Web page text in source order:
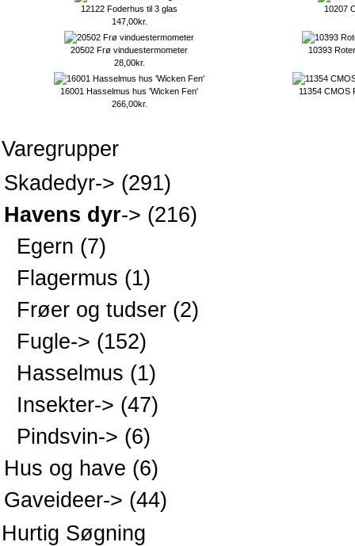
12122 Foderhus til 3 glas
147,00kr.
10207
20502 Frø vinduestermometer
28,00kr.
10393
16001 Hasselmus hus 'Wicken Fen'
266,00kr.
11354 CMOS
Varegrupper
Skadedyr-> (291)
Havens dyr-> (216)
Egern (7)
Flagermus (1)
Frøer og tudser (2)
Fugle-> (152)
Hasselmus (1)
Insekter-> (47)
Pindsvin-> (6)
Hus og have (6)
Gaveideer-> (44)
Hurtig Søgning